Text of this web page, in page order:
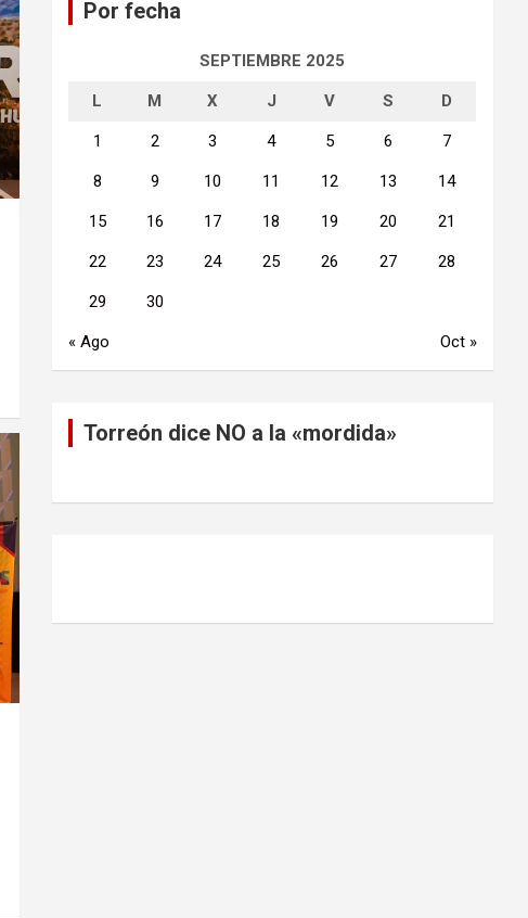
Por fecha
SEPTIEMBRE 2025
L M X J V S D
1 2 3 4 5 6 7
8 9 10 11 12 13 14
15 16 17 18 19 20 21
22 23 24 25 26 27 28
29 30
« Ago Oct »
Torreón dice NO a la «mordida»